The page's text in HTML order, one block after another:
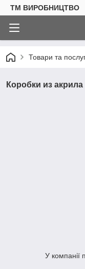
ТМ ВИРОБНИЦТВО
Товари та
Коробки из акрила
У компанії